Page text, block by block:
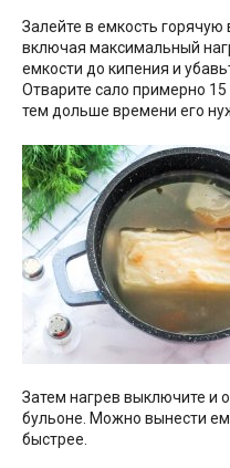
Залейте в емкость горячую
включая максимальный
емкости до кипения и
Отварите сало примерно 15
тем дольше времени его
Затем нагрев выключите и
бульоне. Можно вынести
быстрее.